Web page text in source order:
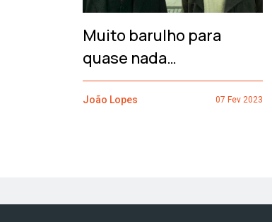
Muito barulho para
quase nada…
João Lopes 07 Fev 2023